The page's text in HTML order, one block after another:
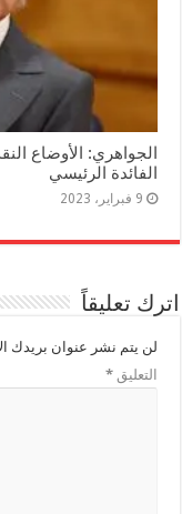
الجواهري: الأوضاع
الفائدة الرئيسي
9 فبراير، 2023
اترك تعليقاً
لن يتم نشر عنوان بريدك
التعليق*